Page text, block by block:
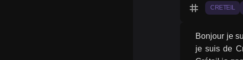
tag CRETEIL
Bonjour je
je suis de